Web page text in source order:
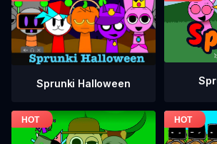
Sprunki Halloween